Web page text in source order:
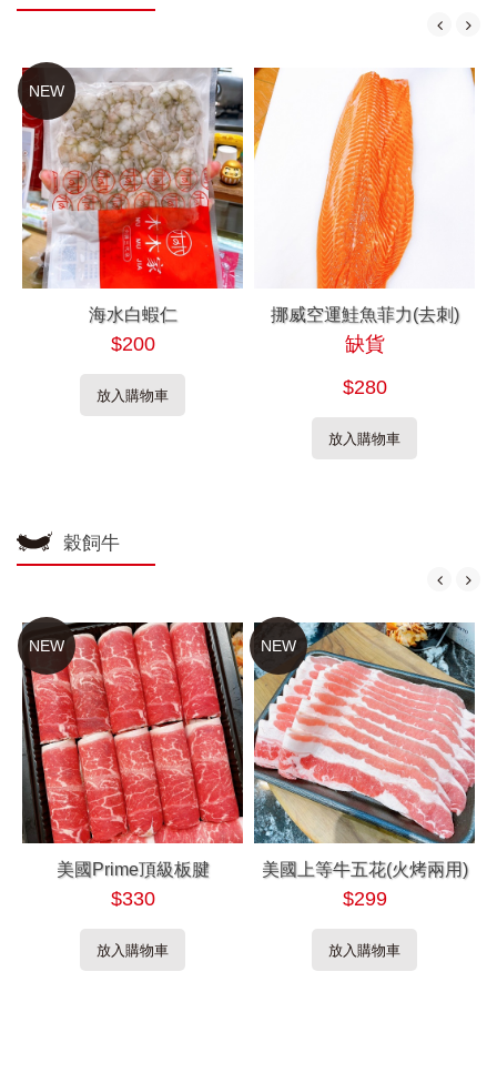
NEW
海水白蝦仁
$200
放入購物車
挪威空運鮭魚菲力(去刺)
缺貨
$280
放入購物車
穀飼牛
NEW
美國Prime頂級板腱
$330
放入購物車
NEW
美國上等牛五花(火烤兩用)
$299
放入購物車